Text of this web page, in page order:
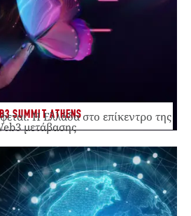
SUMMIT ATHENS
Η Ελλάδα στο επίκεντρο της
μετάβασης